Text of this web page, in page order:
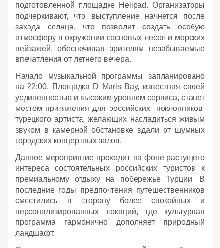
подготовленной площадке Helipad. Организаторы
подчеркивают, что выступление начнется после
захода солнца, что позволит создать особую
атмосферу в окружении сосновых лесов и морских
пейзажей, обеспечивая зрителям незабываемые
впечатления от летнего вечера.
Начало музыкальной программы запланировано
на 22:00. Площадка D Maris Bay, известная своей
уединенностью и высоким уровнем сервиса, станет
местом притяжения для российских поклонников
турецкого артиста, желающих насладиться живым
звуком в камерной обстановке вдали от шумных
городских концертных залов.
Данное мероприятие проходит на фоне растущего
интереса состоятельных российских туристов к
премиальному отдыху на побережье Турции. В
последние годы предпочтения путешественников
сместились в сторону более спокойных и
персонализированных локаций, где культурная
программа гармонично дополняет природный
ландшафт.